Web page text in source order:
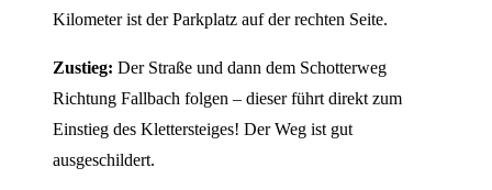
Kilometer ist der Parkplatz auf der rechten Seite.
Zustieg: Der Straße und dann dem Schotterweg
Richtung Fallbach folgen – dieser führt direkt zum
Einstieg des Klettersteiges! Der Weg ist gut
ausgeschildert.